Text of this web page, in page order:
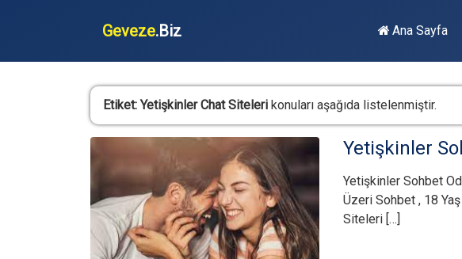
Geveze.Biz Ana Sayfa
Etiket:Yetişkinler Chat Siteleri konuları aşağıda listelenmiştir.
Yetişkinler
Yetişkinler Sohbet
Üzeri Sohbet , 18
Siteleri […]